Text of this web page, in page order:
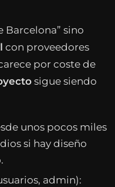
Barcelona” sino
con proveedores
por coste de
sigue siendo
unos pocos miles
si hay diseño
admin):